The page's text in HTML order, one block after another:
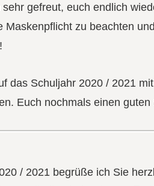
sehr gefreut, euch endlich
Maskenpflicht zu beachten
das Schuljahr 2020 / 2021
Euch nochmals einen guten
/ 2021 begrüße ich Sie